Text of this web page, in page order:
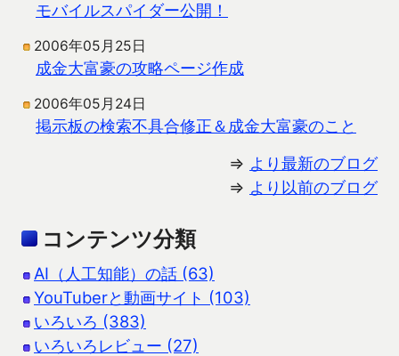
モバイルスパイダー公開！
2006年05月25日
成金大富豪の攻略ページ作成
2006年05月24日
掲示板の検索不具合修正＆成金大富豪のこと
⇒ より最新のブログ
⇒ より以前のブログ
コンテンツ分類
AI（人工知能）の話 (63)
YouTuberと動画サイト (103)
いろいろ (383)
いろいろレビュー (27)